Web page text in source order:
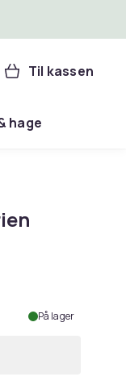
Til kassen
hage
På lager
Ultra / Xiaomi-